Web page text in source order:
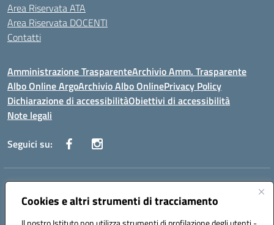
Cookies e altri strumenti di tracciamento
Area Riservata ATA
Area Riservata DOCENTI
Contatti
Amministrazione TrasparenteArchivio Amm. Trasparente
Albo Online ArgoArchivio Albo OnlinePrivacy Policy
Dichiarazione di accessibilitàObiettivi di accessibilità
Note legali
Seguici su:
Indirizzo:
Centralino:0823 742191 Email:CEIC8BC00Q@istruzione.it